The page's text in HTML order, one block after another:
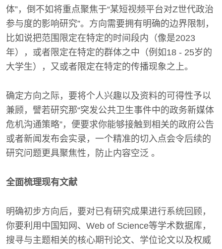
体”，倒不如将重点聚焦于“某短视频平台对Z世代政治
参与度的影响研究”。方向需要拥有明确的边界限制，
比如说把范围限定在特定的时间段内（像是2023
年），或者限定在特定的群体之中（例如18 - 25岁的
大学生），又或者限定在特定的传播现象之上。
确定方向之际，要将个人兴趣以及资料的可得性予以
兼顾，譬若研究那“突发公共卫生事件中的政务新媒体
危机沟通策略”，便要求你能够接触到相关的政府公告
或者新闻发布会实录，一个精准的切入点会令后续的
研究问题更具聚焦性，防止内容空泛 。
全面梳理现有文献
明确初步方向后，要对已有研究成果进行系统回顾，
你要利用中国知网、Web of Science等学术数据库，
搜寻与主题相关的核心期刊论文、学位论文以及权威